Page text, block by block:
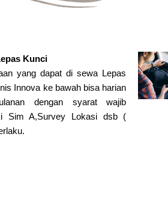
Kunci
yang dapat di sewa Lepas
Innova ke bawah bisa harian
dengan syarat wajib
Sim A,Survey Lokasi dsb (